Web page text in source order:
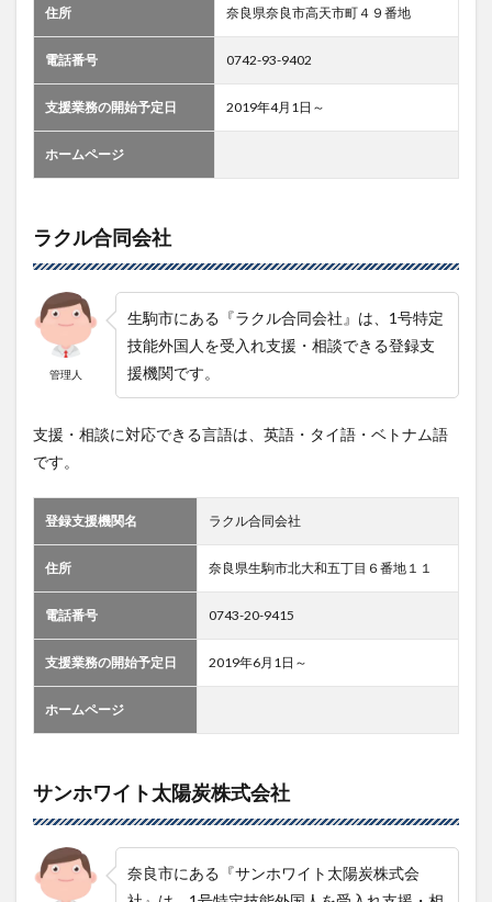
住所 奈良県奈良市高天市町４９番地
電話番号 0742-93-9402
支援業務の開始予定日 2019年4月1日～
ホームページ
ラクル合同会社
管理人
生駒市にある『ラクル合同会社』は、1号特定
技能外国人を受入れ支援・相談できる登録支
援機関です。
支援・相談に対応できる言語は、英語・タイ語・ベトナム語
です。
登録支援機関名 ラクル合同会社
住所 奈良県生駒市北大和五丁目６番地１１
電話番号 0743-20-9415
支援業務の開始予定日 2019年6月1日～
ホームページ
サンホワイト太陽炭株式会社
奈良市にある『サンホワイト太陽炭株式会